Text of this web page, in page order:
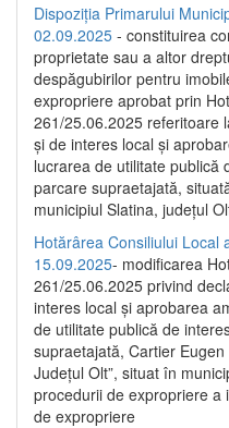
Dispoziția Primarului
02.09.2025 - constituirea
proprietate sau a altor
despăgubirilor pentru
expropriere aprobat prin
261/25.06.2025 referitoare
și de interes local și
lucrarea de utilitate publică
parcare supraetajată,
municipiul Slatina, județul
Hotărârea Consiliului Local
15.09.2025- modificarea
261/25.06.2025 privind
interes local și aprobarea
de utilitate publică de
supraetajată, Cartier
Județul Olt”, situat în
procedurii de expropriere a
de expropriere